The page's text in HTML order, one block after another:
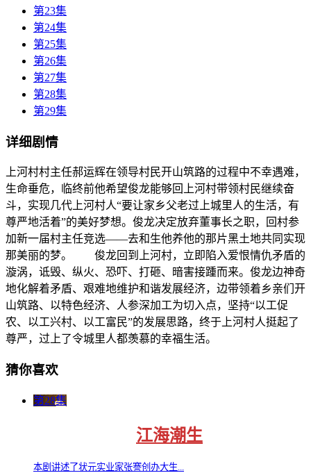
第23集
第24集
第25集
第26集
第27集
第28集
第29集
详细剧情
上河村村主任郝运辉在领导村民开山筑路的过程中不幸遇难，
生命垂危，临终前他希望俊龙能够回上河村带领村民继续奋
斗，实现几代上河村人“要让家乡父老过上城里人的生活，有
尊严地活着”的美好梦想。俊龙决定放弃董事长之职，回村参
加新一届村主任竞选——去和生他养他的那片黑土地共同实现
那美丽的梦。 俊龙回到上河村，立即陷入爱恨情仇矛盾的
漩涡，诋毁、纵火、恐吓、打砸、暗害接踵而来。俊龙边神奇
地化解着矛盾、艰难地维护和谐发展经济，边带领着乡亲们开
山筑路、以特色经济、人参深加工为切入点，坚持“以工促
农、以工兴村、以工富民”的发展思路，终于上河村人挺起了
尊严，过上了令城里人都羡慕的幸福生活。
猜你喜欢
第28集
江海潮生
本剧讲述了状元实业家张謇创办大生...